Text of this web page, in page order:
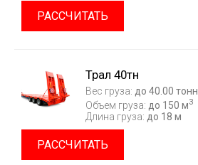
РАССЧИТАТЬ
Трал 40тн
Вес груза: до 40.00 тонн
Объем груза: до 150 м3
Длина груза: до 18 м
РАССЧИТАТЬ